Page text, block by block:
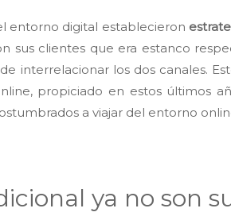
entorno digital establecieron
sus clientes que era estanco
interrelacionar los dos canales.
propiciado en estos últimos
a viajar del entorno
ya no son